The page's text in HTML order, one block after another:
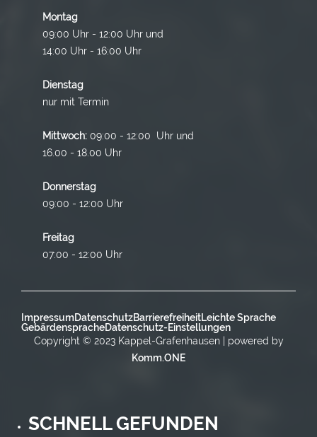
Montag
09:00 Uhr - 12:00 Uhr und
14:00 Uhr - 16:00 Uhr
Dienstag
nur mit Termin
Mittwoch: 09:00 - 12:00 Uhr und
16.00 - 18.00 Uhr
Donnerstag
09:00 - 12:00 Uhr
Freitag
07:00 - 12:00 Uhr
ImpressumDatenschutzBarrierefreiheitLeichte Sprache
GebärdenspracheDatenschutz-Einstellungen
Copyright © 2023 Kappel-Grafenhausen | powered by
Komm.ONE
SCHNELL GEFUNDEN